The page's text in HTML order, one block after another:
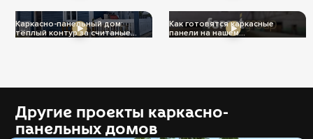
Каркасно-панельный дом:
тёплый контур за считаные
Как готовятся каркасные
панели на нашем
Другие проекты каркасно-
панельных домов